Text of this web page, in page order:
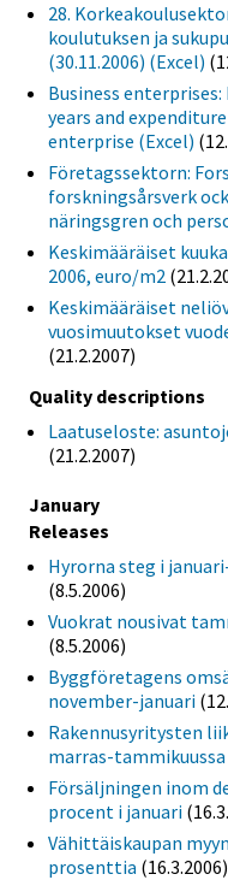
28.
koulutuksen ja
(30.11.2006) (Excel)
Business
years and
enterprise (Excel)
Företagssektorn:
forskningsårsverk
näringsgren och
Keskimääräiset
2006, euro/m2
Keskimääräiset
vuosimuutokset
(21.2.2007)
Quality descriptions
Laatuseloste:
(21.2.2007)
January
Releases
Hyrorna steg i
(8.5.2006)
Vuokrat nousivat
(8.5.2006)
Byggföretagens
november-januari
Rakennusyritysten
marras-tammikuussa
Försäljningen inom
procent i januari
Vähittäiskaupan
prosenttia (16.3.2006)